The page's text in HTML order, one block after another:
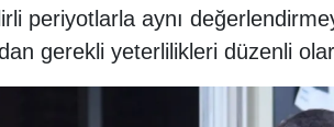
periyotlarla aynı
gerekli yeterlilikleri düzenli